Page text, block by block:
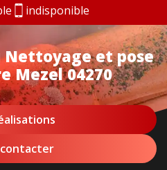
indisponible
Nettoyage et pose
Mezel 04270